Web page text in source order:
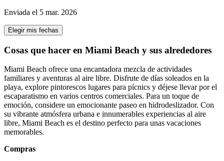
Enviada el 5 mar. 2026
Elegir mis fechas
Cosas que hacer en Miami Beach y sus alrededores
Miami Beach ofrece una encantadora mezcla de actividades
familiares y aventuras al aire libre. Disfrute de días soleados en la
playa, explore pintorescos lugares para pícnics y déjese llevar por el
escaparatismo en varios centros comerciales. Para un toque de
emoción, considere un emocionante paseo en hidrodeslizador. Con
su vibrante atmósfera urbana e innumerables experiencias al aire
libre, Miami Beach es el destino perfecto para unas vacaciones
memorables.
Compras